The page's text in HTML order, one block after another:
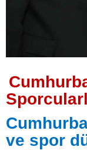
ve spor